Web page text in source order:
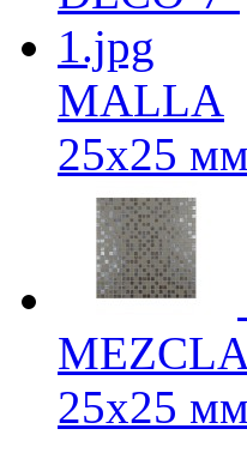
MALLA
25х25 мм
25х25